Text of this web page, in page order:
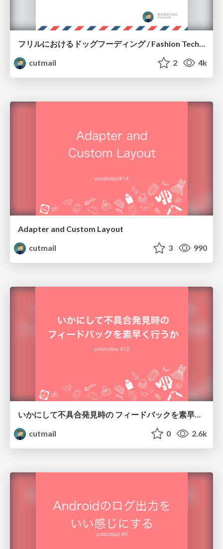
フリルにおけるドッグフーディング / Fashion Tech Meetup #2 LT
cutmail
2 4k
Adapter and Custom Layout
cutmail
3 990
いかにして不具合発見時の フィードバックを素早く行うか #potatotips 12
cutmail
0 2.6k